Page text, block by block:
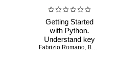
Getting Started
with Python.
Understand key
data structures and
Fabrizio Romano, Benjamin Baka